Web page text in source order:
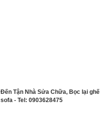
Đến Tận Nhà Sửa Chữa, Bọc lại ghế
sofa - Tel: 0903628475